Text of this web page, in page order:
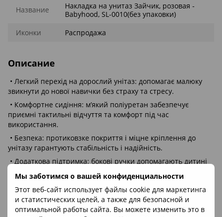
Мы заботимся о вашей конфиденциальности
Этот веб-сайт использует файлы cookie для маркетинга
и статистических целей, а также для безопасной и
оптимальной работы сайта. Вы можете изменить это в
Название
Накладка на унитаз Зайчик, розовая -
Babyhood, SL-0010(без упаковки)
Иконки
Распродажа
Описание
• Легкий перехід на дорослий унітаз: допомагає малюку
звикнути до нової навички без страху та стресу.
• Комфортне сидіння: м’який поліуретан забезпечує
приємні тактильні відчуття та комфорт під час
використання.
• Безпека: протиковзке покриття і міцне кріплення до
унітазу гарантують стабільність і надійність.
• Додаткова підтримка: бокові ручки допомагають дитині
що робить її зручною для щоденного використання.
• Ергономічний дизайн: продумана форма накладки